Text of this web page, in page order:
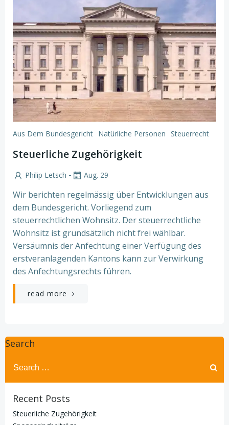
Aus Dem Bundesgericht Natürliche Personen Steuerrecht
Steuerliche Zugehörigkeit
Philip Letsch - Aug. 29
Wir berichten regelmässig über Entwicklungen aus
dem Bundesgericht. Vorliegend zum
steuerrechtlichen Wohnsitz. Der steuerrechtliche
Wohnsitz ist grundsätzlich nicht frei wählbar.
Versäumnis der Anfechtung einer Verfügung des
erstveranlagenden Kantons kann zur Verwirkung
des Anfechtungsrechts führen.
read more
Search
for:
Recent Posts
Steuerliche Zugehörigkeit